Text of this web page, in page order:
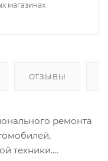
магазинах
ОТЗЫВЫ
ремонта
техники.